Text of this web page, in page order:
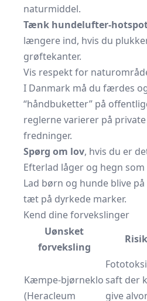
naturmiddel.
Tænk hundelufter-
længere ind, hvis du
grøftekanter.
Vis respekt for
I Danmark må du færdes
“håndbuketter” på
reglerne varierer på
fredninger.
Spørg om lov, hvis du er
Efterlad låger og hegn
Lad børn og hunde blive
tæt på dyrkede marker.
Kend dine forvekslinger
Uønsket
forveksling
Kæmpe-bjørneklo
(Heracleum
saft der
give